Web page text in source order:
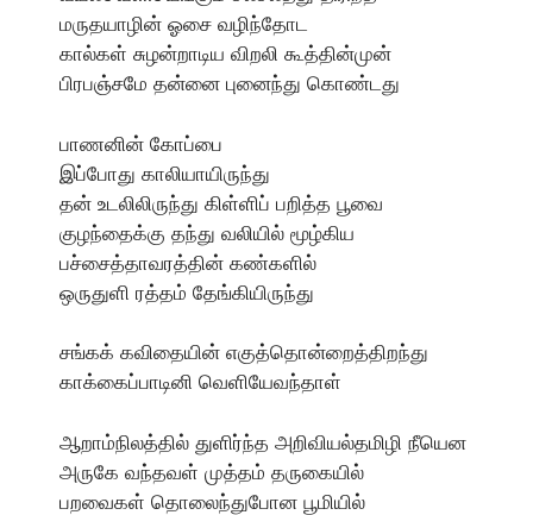
மருதயாழின் ஓசை வழிந்தோட
கால்கள் சுழன்றாடிய விறலி கூத்தின்முன்
பிரபஞ்சமே தன்னை புனைந்து கொண்டது
பாணனின் கோப்பை
இப்போது காலியாயிருந்து
தன் உடலிலிருந்து கிள்ளிப் பறித்த பூவை
குழந்தைக்கு தந்து வலியில் மூழ்கிய
பச்சைத்தாவரத்தின் கண்களில்
ஒருதுளி ரத்தம் தேங்கியிருந்து
சங்கக் கவிதையின் எகுத்தொன்றைத்திறந்து
காக்கைப்பாடினி வெளியேவந்தாள்
ஆறாம்நிலத்தில் துளிர்ந்த அறிவியல்தமிழி நீயென
அருகே வந்தவள் முத்தம் தருகையில்
பறவைகள் தொலைந்துபோன பூமியில்